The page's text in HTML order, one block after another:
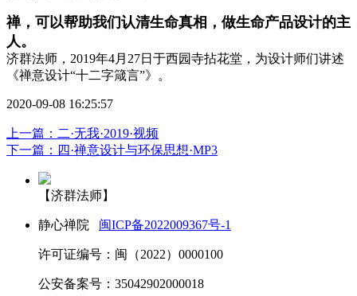
禅，可以帮助我们认清生命真相，做生命产品设计的主
人。
济群法师，2019年4月27日于西园寺拈花堂，为设计师们讲述
《禅意设计“十二字箴言”》。
2020-09-08 16:25:57
上一篇：二·无我·2019·视频
下一篇：四·禅意设计与环保思想·MP3
【济群法师】
静心禅院 闽ICP备2022009367号-1
许可证编号：闽（2022）0000100
公安备案号：35042902000018